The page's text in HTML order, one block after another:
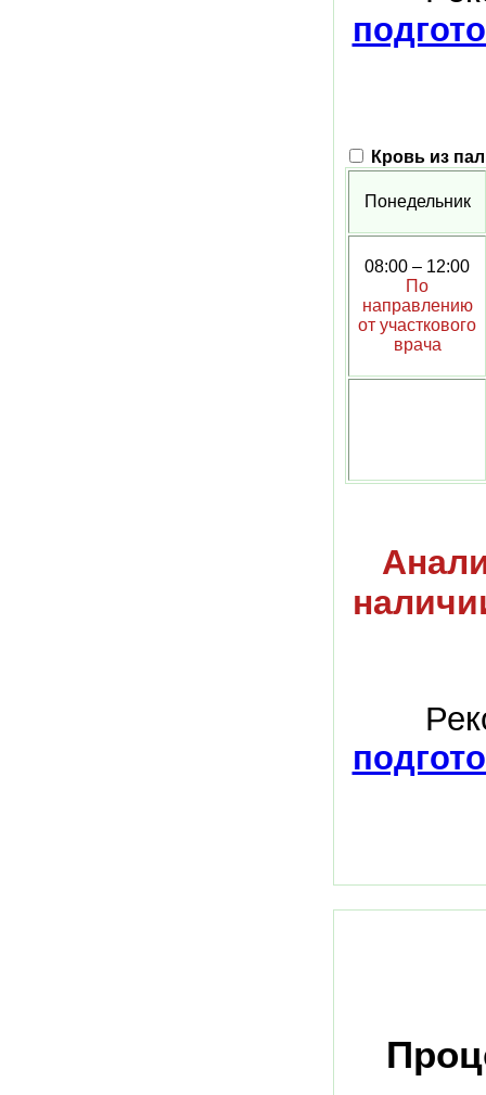
Кровь из
Понедельник
08:00 – 12:00
По
направлению
от участкового
врача